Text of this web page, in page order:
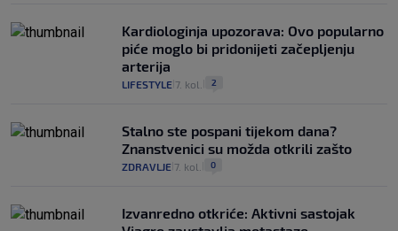
Kardiologinja upozorava: Ovo popularno
piće moglo bi pridonijeti začepljenju
arterija
LIFESTYLE 7. kol. 2
Stalno ste pospani tijekom dana?
Znanstvenici su možda otkrili zašto
ZDRAVLJE 7. kol. 0
Izvanredno otkriće: Aktivni sastojak